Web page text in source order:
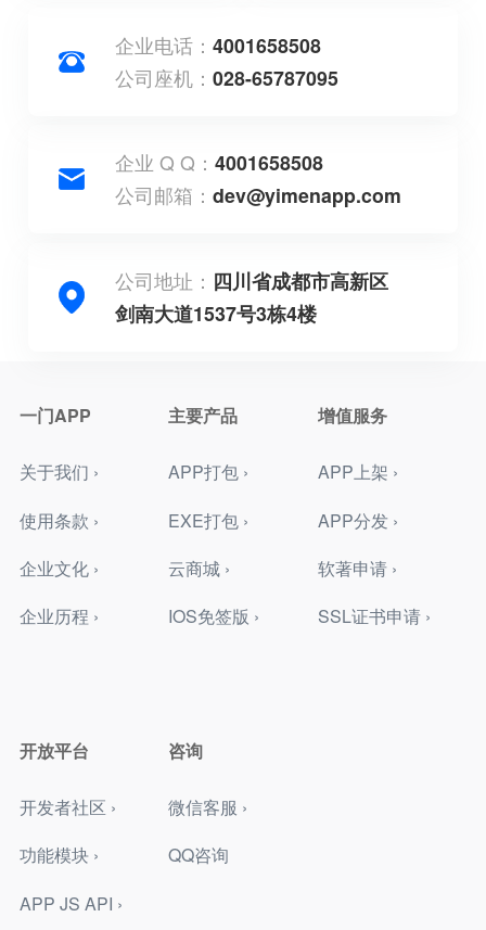
企业电话：4001658508
公司座机：028-65787095
企业 Q Q：4001658508
公司邮箱：dev@yimenapp.com
公司地址： 四川省成都市高新区
剑南大道1537号3栋4楼
一门APP
关于我们 ›
使用条款 ›
企业文化 ›
企业历程 ›
主要产品
APP打包 ›
EXE打包 ›
云商城 ›
IOS免签版 ›
增值服务
APP上架 ›
APP分发 ›
软著申请 ›
SSL证书申请 ›
开放平台
开发者社区 ›
功能模块 ›
APP JS API ›
咨询
微信客服 ›
QQ咨询